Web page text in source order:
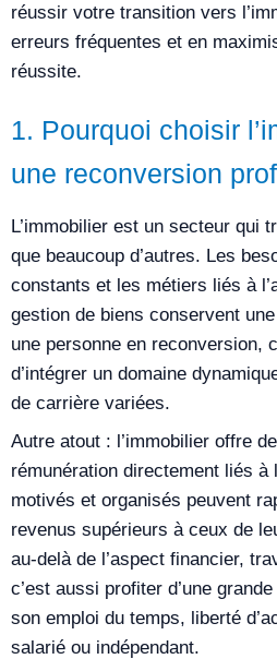
réussir votre transition vers
erreurs fréquentes et en
réussite.
1. Pourquoi choisir
une reconversion
L’immobilier est un secteur qui
que beaucoup d’autres. Les
constants et les métiers liés à
gestion de biens conservent
une personne en reconversion,
d’intégrer un domaine
de carrière variées.
Autre atout : l’immobilier offre
rémunération directement liés à
motivés et organisés peuvent
revenus supérieurs à ceux de
au-delà de l’aspect financier,
c’est aussi profiter d’une
son emploi du temps, liberté
salarié ou indépendant.